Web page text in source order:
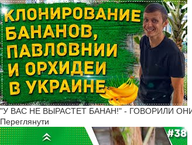
"У ВАС НЕ ВЫРАСТЕТ БАНАН!" - ГОВОРИЛИ
Переглянути